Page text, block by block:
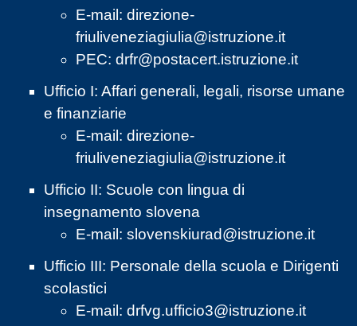
E-mail: direzione-
friuliveneziagiulia@istruzione.it
PEC: drfr@postacert.istruzione.it
Ufficio I: Affari generali, legali, risorse umane
e finanziarie
E-mail: direzione-
friuliveneziagiulia@istruzione.it
Ufficio II: Scuole con lingua di
insegnamento slovena
E-mail: slovenskiurad@istruzione.it
Ufficio III: Personale della scuola e Dirigenti
scolastici
E-mail: drfvg.ufficio3@istruzione.it